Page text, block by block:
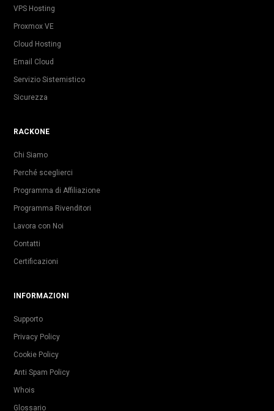
VPS Hosting
Proxmox VE
Cloud Hosting
Email Cloud
Servizio Sistemistico
Sicurezza
RACKONE
Chi Siamo
Perché sceglierci
Programma di Affiliazione
Programma Rivenditori
Lavora con Noi
Contatti
Certificazioni
INFORMAZIONI
Supporto
Privacy Policy
Cookie Policy
Anti Spam Policy
Whois
Glossario